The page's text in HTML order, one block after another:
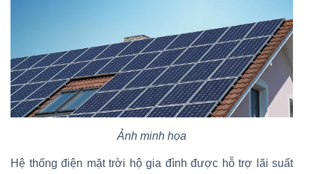
Ảnh minh họa
Hệ thống điện mặt trời hộ gia đình được hỗ trợ lãi suất